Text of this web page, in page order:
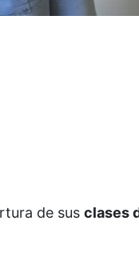
de sus clases